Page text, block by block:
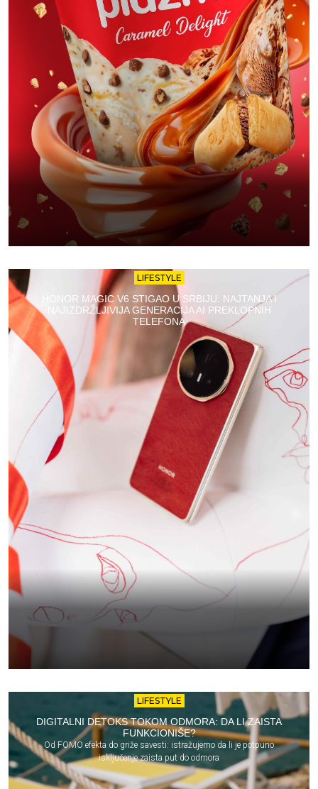
LIFESTYLE
HONOR MAGIC V6 STIGAO U SRBIJU: NAJTANJA I
NAJIZDRŽLJIVIJA GENERACIJA AI PREKLOPNIH
TELEFONA
LIFESTYLE
DIGITALNI DETOKS TOKOM ODMORA: DA LI ZAISTA
FUNKCIONIŠE?
Od FOMO efekta do griže savesti: istražujemo da li je potpuno
isključenje zaista put do odmora